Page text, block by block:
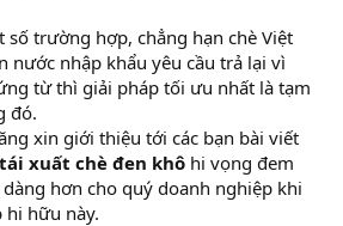
số trường hợp, chẳng hạn chè Việt
nước nhập khẩu yêu cầu trả lại vì
từ thì giải pháp tối ưu nhất là tạm
đó.
xin giới thiệu tới các bạn bài viết
xuất chè đen khô hi vọng đem
hơn cho quý doanh nghiệp khi
hữu này.